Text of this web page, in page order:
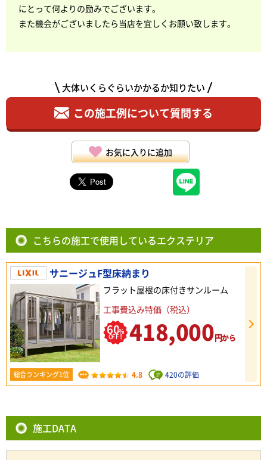
にとって何よりの励みでございます。
また機会がございましたら当店を宜しくお願い致します。
大体いくらぐらいかかるか知りたい
この施工例について質問する
お気に入りに追加
こちらの施工で使用しているエクステリア
サニージュF型床納まり
フラット屋根の床付きサンルーム
工事費込み特価（税込）
60%
OFF!! 418,000円から
総合ランキング1位 4.8 420の評価
施工DATA